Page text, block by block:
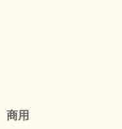
商用